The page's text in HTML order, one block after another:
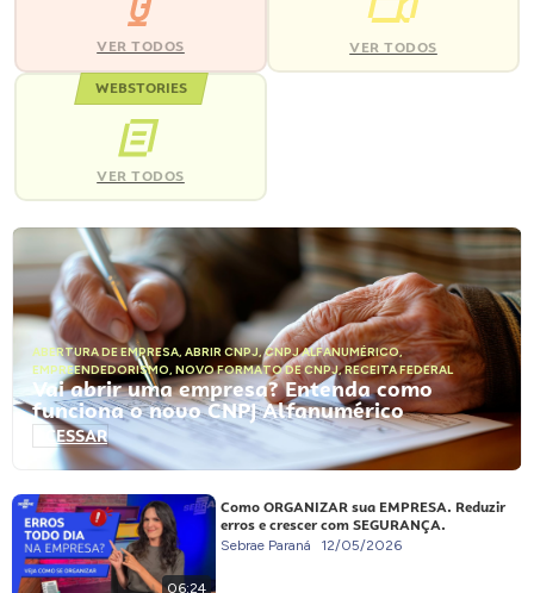
VER TODOS VER TODOS
WEBSTORIES
VER TODOS
ABERTURA DE EMPRESA, ABRIR CNPJ,CNPJ ALFANUMÉRICO,
EMPREENDEDORISMO, NOVO FORMATO DE CNPJ,RECEITA FEDERAL
Vai abrir uma empresa? Entenda como
funciona o novo CNPJ Alfanumérico
ACESSAR
06:24
Como ORGANIZAR sua EMPRESA. Reduzir
erros e crescer com SEGURANÇA.
Sebrae Paraná 12/05/2026